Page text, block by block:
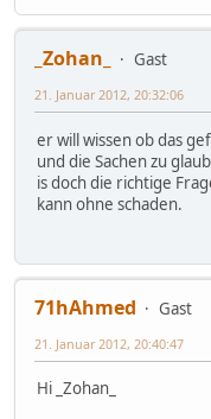
_Zohan_
Gast
21. Januar 2012, 20:32:06
er will wissen ob das
und die Sachen zu
is doch die richtige
kann ohne schaden.
71hAhmed
Gast
21. Januar 2012, 20:40:47
Hi _Zohan_